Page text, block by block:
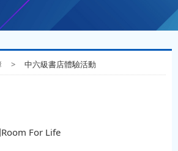
> 中六級書店體驗活動
For Life